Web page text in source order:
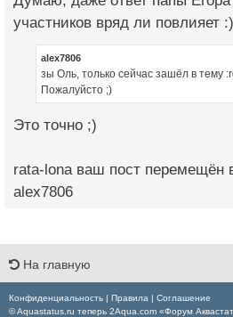
участников вряд ли повлияет :)
alex7806
зы Оль, только сейчас зашёл в тему
Пожалуйсто ;)
Это точно ;)
rata-lona ваш пост перемещён
alex7806
На главную
Конфиденциальность | Правила | Соглашение
© Aquastatus.ru теперь 2Aqua.com «Форум